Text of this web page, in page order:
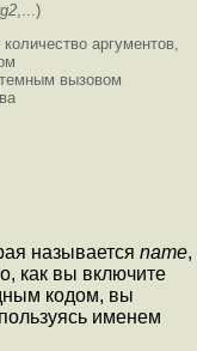
,...)
аргументов,
вызовом
называется name,
как вы включите
кодом, вы
именем